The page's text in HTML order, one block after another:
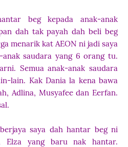
beg kepada anak-anak
dah tak payah dah beli beg
menarik kat AEON ni jadi saya
saudara yang 6 orang tu.
Semua anak-anak saudara
lain. Kak Dania la kena bawa
Adlina, Musyafee dan Eerfan.
saya dah hantar beg ni
Elza yang baru nak hantar.